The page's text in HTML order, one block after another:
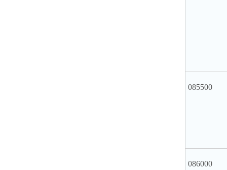
085500
086000